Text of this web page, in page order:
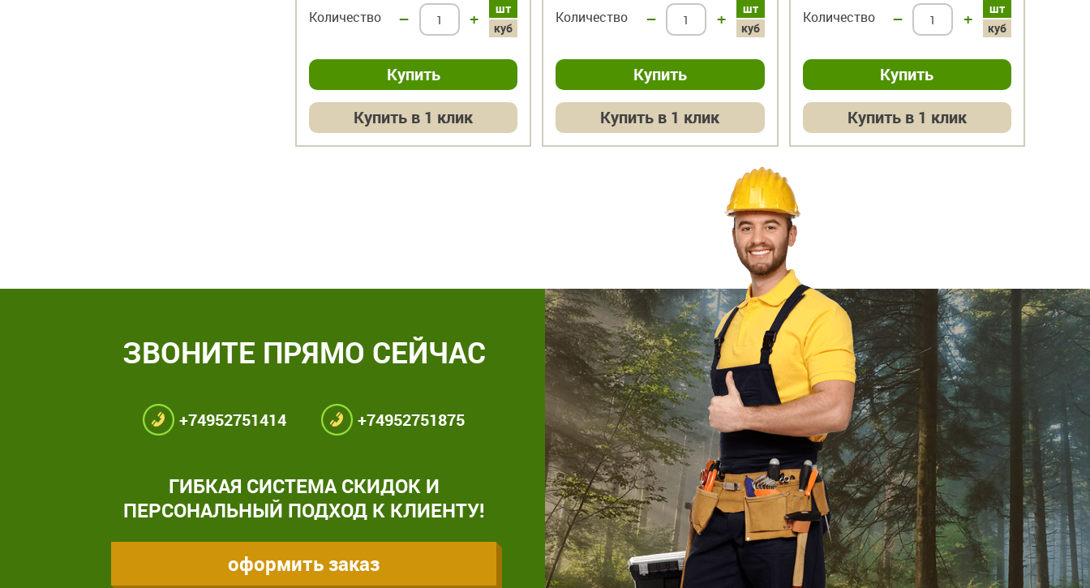
шт
куб
Количество – +
Купить в 1 клик
шт
куб
Количество – +
Купить в 1 клик
шт
куб
Количество – +
Купить в 1 клик
ЗВОНИТЕ ПРЯМО СЕЙЧАС
+74952751414 +74952751875
ГИБКАЯ СИСТЕМА СКИДОК И
ПЕРСОНАЛЬНЫЙ ПОДХОД К КЛИЕНТУ!
оформить заказ